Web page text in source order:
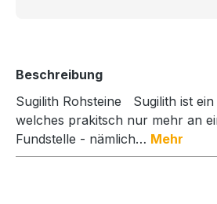
Beschreibung
Sugilith Rohsteine Sugilith ist
welches prakitsch nur mehr an
Fundstelle - nämlich… Mehr